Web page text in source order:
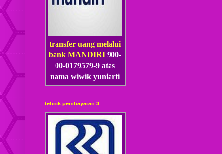
transfer uang melalui
bank MANDIRI900-
00-0179579-9 atas
nama wiwik yuniarti
tehnik pembayaran 3